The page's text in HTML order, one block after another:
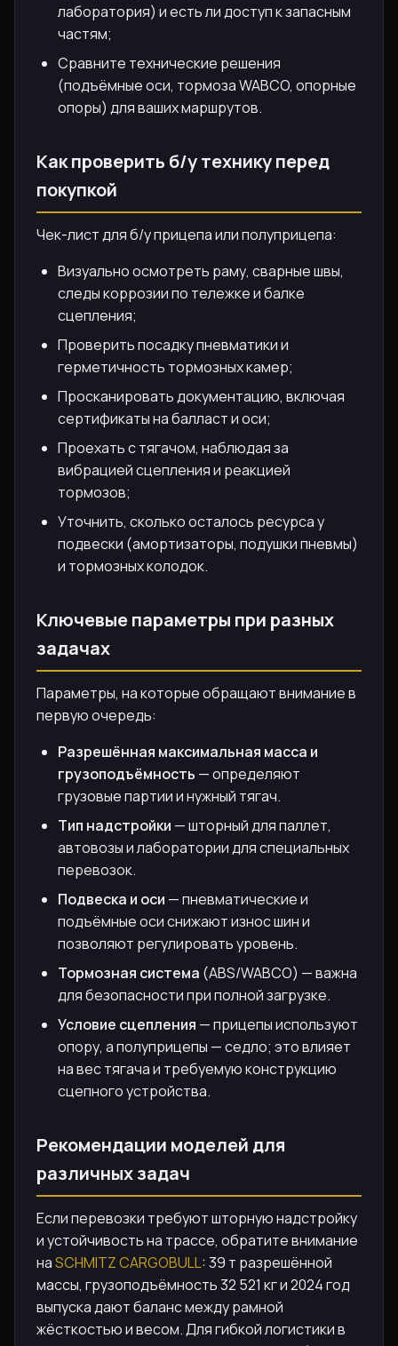
лаборатория) и есть ли доступ к запасным
частям;
Сравните технические решения
(подъёмные оси, тормоза WABCO, опорные
опоры) для ваших маршрутов.
Как проверить б/у технику перед
покупкой
Чек-лист для б/у прицепа или полуприцепа:
Визуально осмотреть раму, сварные швы,
следы коррозии по тележке и балке
сцепления;
Проверить посадку пневматики и
герметичность тормозных камер;
Просканировать документацию, включая
сертификаты на балласт и оси;
Проехать с тягачом, наблюдая за
вибрацией сцепления и реакцией
тормозов;
Уточнить, сколько осталось ресурса у
подвески (амортизаторы, подушки пневмы)
и тормозных колодок.
Ключевые параметры при разных
задачах
Параметры, на которые обращают внимание в
первую очередь:
Разрешённая максимальная масса и
грузоподъёмность — определяют
грузовые партии и нужный тягач.
Тип надстройки — шторный для паллет,
автовозы и лаборатории для специальных
перевозок.
Подвеска и оси — пневматические и
подъёмные оси снижают износ шин и
позволяют регулировать уровень.
Тормозная система (ABS/WABCO) — важна
для безопасности при полной загрузке.
Условие сцепления — прицепы используют
опору, а полуприцепы — седло; это влияет
на вес тягача и требуемую конструкцию
сцепного устройства.
Рекомендации моделей для
различных задач
Если перевозки требуют шторную надстройку
и устойчивость на трассе, обратите внимание
наSCHMITZ CARGOBULL: 39 т разрешённой
массы, грузоподъёмность 32 521 кг и 2024 год
выпуска дают баланс между рамной
жёсткостью и весом. Для гибкой логистики в